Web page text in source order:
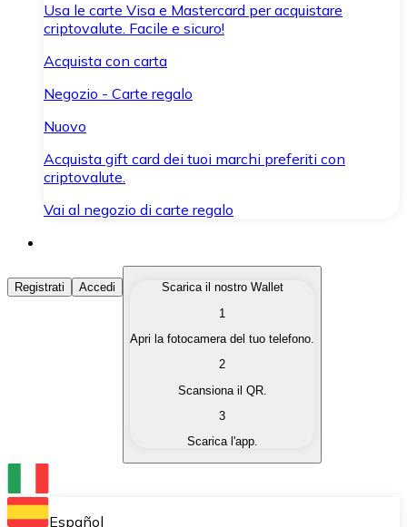
Usa le carte Visa e Mastercard per acquistare
criptovalute. Facile e sicuro!
Acquista con carta
Negozio - Carte regalo
Nuovo
Acquista gift card dei tuoi marchi preferiti con
criptovalute.
Vai al negozio di carte regalo
Acquista Criptovalute
Acquista le criptovalute che ti interessano in modo
Converti le tue criptovalute in valuta fiat quando ne
Scambia una criptovaluta con un'altra
Conserva le tue cripto in un Wallet self-custodial.
Registrati Accedi
Scarica il nostro Wallet
1
Apri la fotocamera del tuo telefono.
2
Scansiona il QR.
3
Scarica l'app.
Español